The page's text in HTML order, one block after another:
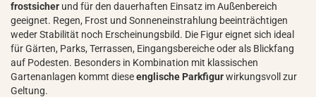
frostsicher und für den dauerhaften Einsatz im Außenbereich
geeignet. Regen, Frost und Sonneneinstrahlung beeinträchtigen
weder Stabilität noch Erscheinungsbild. Die Figur eignet sich ideal
für Gärten, Parks, Terrassen, Eingangsbereiche oder als Blickfang
auf Podesten. Besonders in Kombination mit klassischen
Gartenanlagen kommt dieseenglische Parkfigurwirkungsvoll zur
Geltung.